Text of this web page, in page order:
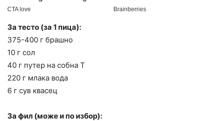
За тесто (за 1 пица):
375-400 г брашно
10 г сол
40 г путер на собна Т
220 г млака вода
6 г сув квасец
За фил (може и по избор):